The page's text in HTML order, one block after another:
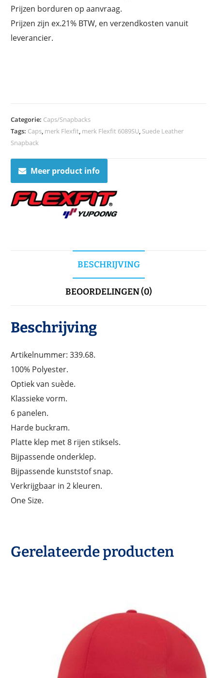
Prijzen borduren op aanvraag.
Prijzen zijn ex.21% BTW, en verzendkosten vanuit
leverancier.
Categorie: Caps/Snapbacks
Tags: Caps, merk Flexfit, merk Flexfit 6089SU, Suede Leather
Snapback
Meer product info
BESCHRIJVING
BEOORDELINGEN (0)
Beschrijving
Artikelnummer: 339.68.
100% Polyester.
Optiek van suède.
Klassieke vorm.
6 panelen.
Harde buckram.
Platte klep met 8 rijen stiksels.
Bijpassende onderklep.
Bijpassende kunststof snap.
Verkrijgbaar in 2 kleuren.
One Size.
Gerelateerde producten